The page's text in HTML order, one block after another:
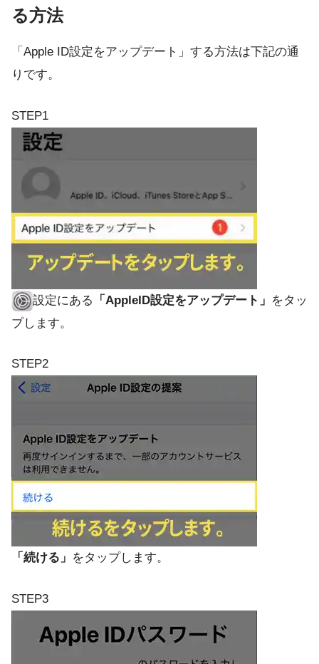
る方法
「Apple ID設定をアップデート」する方法は下記の通
りです。
STEP1
設定にある 「AppleID設定をアップデート」 をタッ
プします。
STEP2
「続ける」 をタップします。
STEP3